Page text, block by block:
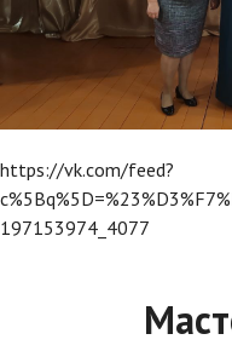
https://vk.com/feed?
197153974_4077